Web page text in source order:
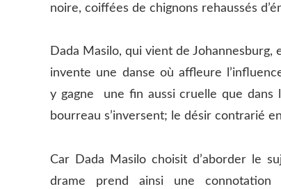
noire, coiffées de chignons rehaussés
Dada Masilo, qui vient de Johannesburg,
invente une danse où affleure
y gagne une fin aussi cruelle que dans
bourreau s’inversent; le désir contrarié
Car Dada Masilo choisit d’aborder le
drame prend ainsi une